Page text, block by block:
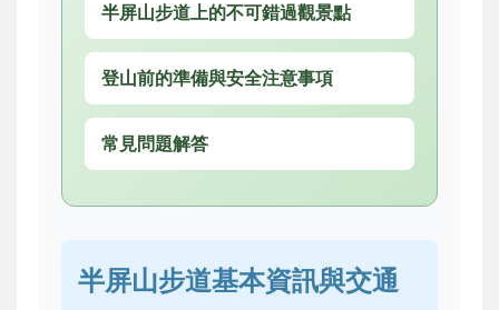
半屏山步道上的不可錯過觀景點
登山前的準備與安全注意事項
常見問題解答
半屏山步道基本資訊與交通